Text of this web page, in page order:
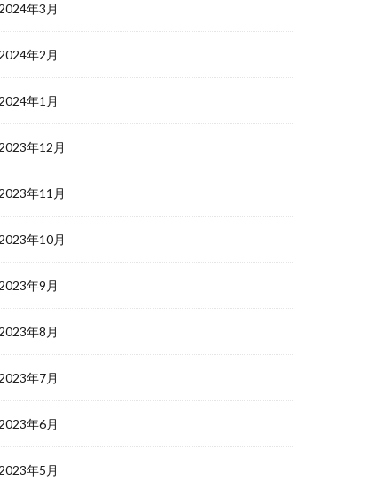
年3月
年2月
年1月
年12月
年11月
年10月
年9月
年8月
年7月
年6月
年5月